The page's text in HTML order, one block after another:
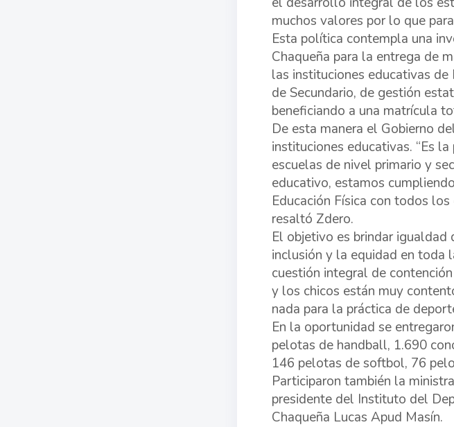
muchos valores por lo que
Esta política contempla una
Chaqueña para la entrega de
las instituciones educativas
de Secundario, de gestión
beneficiando a una matrícula
De esta manera el Gobierno
instituciones educativas. “Es
escuelas de nivel primario y
educativo, estamos
Educación Física con todos
resaltó Zdero.
El objetivo es brindar
inclusión y la equidad en toda
cuestión integral de
y los chicos están muy
nada para la práctica de
En la oportunidad se
pelotas de handball, 1.690
146 pelotas de softbol, 76
Participaron también la
presidente del Instituto del
Chaqueña Lucas Apud Masín.